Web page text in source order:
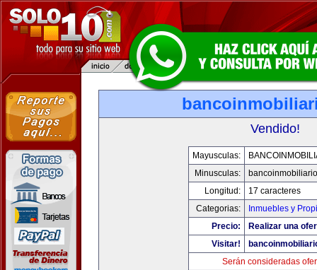
Vendido!
Mayusculas:
Minusculas:
Longitud:
17 caracteres
Categorias:
Inmuebles y
Precio:
Realizar una
Visitar!
Serán consideradas